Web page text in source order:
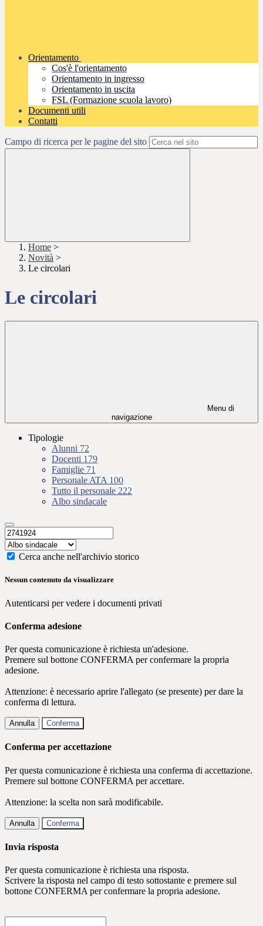
Orientamento
Cos'è l'orientamento
Orientamento in ingresso
Orientamento in uscita
FSL (Formazione scuola lavoro)
Documenti utili
Contatti
Campo di ricerca per le pagine del sito
Home >
Novità >
Le circolari
Le circolari
Menu di
navigazione
Tipologie
Alunni 72
Docenti 179
Famiglie 71
Personale ATA 100
Tutto il personale 222
Albo sindacale
Cerca anche nell'archivio storico
Nessun contenuto da visualizzare
Autenticarsi per vedere i documenti privati
Conferma adesione
Per questa comunicazione è richiesta un'adesione.
Premere sul bottone CONFERMA per confermare la propria
adesione.
Attenzione: è necessario aprire l'allegato (se presente) per dare la
conferma di lettura.
Annulla Conferma
Conferma per accettazione
Per questa comunicazione è richiesta una conferma di accettazione.
Premere sul bottone CONFERMA per accettare.
Attenzione: la scelta non sarà modificabile.
Annulla Conferma
Invia risposta
Per questa comunicazione è richiesta una risposta.
Scrivere la risposta nel campo di testo sottostante e premere sul
bottone CONFERMA per confermare la propria adesione.